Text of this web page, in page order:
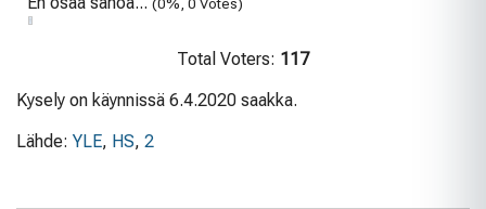
(0%, 0 Votes)
Total Voters: 117
Kysely on käynnissä 6.4.2020 saakka.
Lähde: YLE, HS, 2